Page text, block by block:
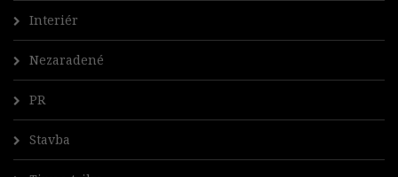
Interiér
Nezaradené
PR
Stavba